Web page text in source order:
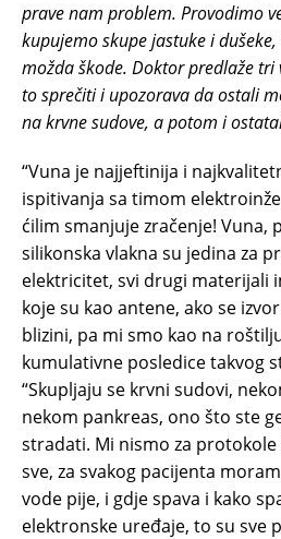
prave nam problem. Provodimo
kupujemo skupe jastuke i
možda škode. Doktor predlaže
to sprečiti i upozorava da ostali
na krvne sudove, a potom i
“Vuna je najjeftinija i
ispitivanja sa timom
ćilim smanjuje zračenje! Vuna,
silikonska vlakna su jedina za
elektricitet, svi drugi materijali
koje su kao antene, ako se
blizini, pa mi smo kao na
kumulativne posledice takvog
“Skupljaju se krvni sudovi,
nekom pankreas, ono što ste
stradati. Mi nismo za protokole
sve, za svakog pacijenta
vode pije, i gdje spava i kako
elektronske uređaje, to su sve